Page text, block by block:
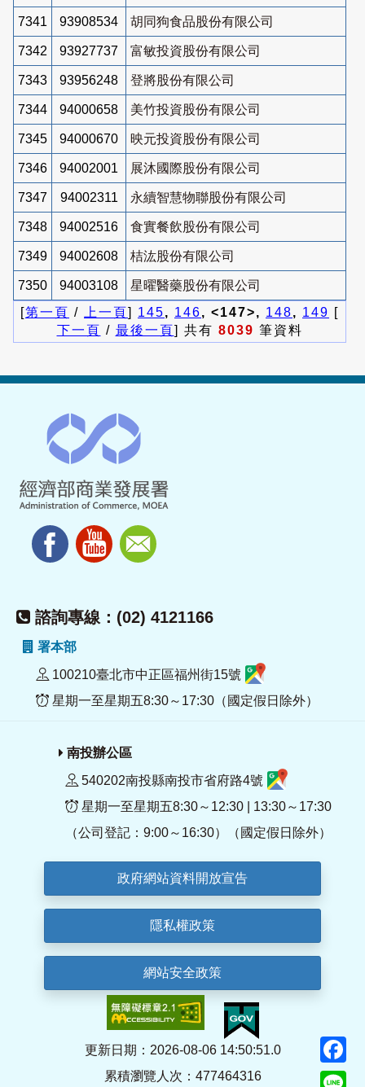
7341 93908534 胡同狗食品股份有限公司
7342 93927737 富敏投資股份有限公司
7343 93956248 登將股份有限公司
7344 94000658 美竹投資股份有限公司
7345 94000670 映元投資股份有限公司
7346 94002001 展沐國際股份有限公司
7347 94002311 永續智慧物聯股份有限公司
7348 94002516 食實餐飲股份有限公司
7349 94002608 桔汯股份有限公司
7350 94003108
星曜醫藥股份有限公司
[第一頁 / 上一頁] 145, 146, <147>, 148, 149 [
下一頁 / 最後一頁] 共有 8039 筆資料
諮詢專線：(02) 4121166
署本部
100210臺北市中正區福州街15號
星期一至星期五8:30～17:30（國定假日除外）
南投辦公區
540202南投縣南投市省府路4號
星期一至星期五8:30～12:30 | 13:30～17:30
（公司登記：9:00～16:30）（國定假日除外）
政府網站資料開放宣告
隱私權政策
網站安全政策
更新日期：2026-08-06 14:50:51.0
累積瀏覽人次：477464316